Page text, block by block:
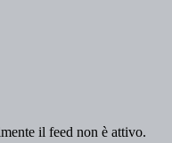
il feed non è attivo.